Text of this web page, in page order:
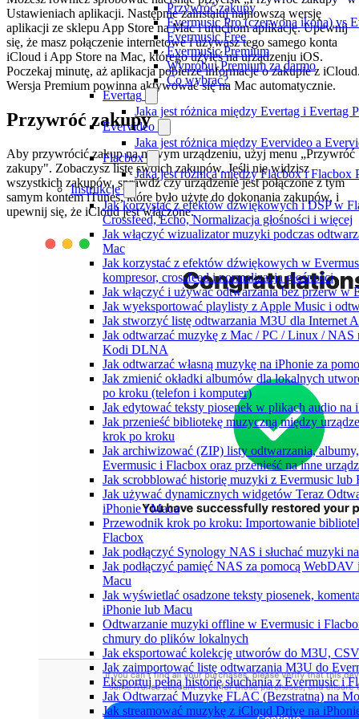
Przywróć zakupy
Evermusic Pro (czerwona ikona) vs
Evermusic Free
Evermusic Premium
Wypróbuj Premium za darmo
Co wybrać?
Evertag
Jaka jest różnica między Evertag i Evertag
Evervideo
Jaka jest różnica między Evervideo a
Flacbox
Jaka jest różnica między Flacbox i Flacbox
Instrukcje
Jak korzystać z efektów dźwiękowych i DSP w
Crossfeed, Echo, Normalizacja głośności i więcej
Jak włączyć wizualizator muzyki podczas
Mac
Jak korzystać z efektów dźwiękowych w
kompresor, crossfeed i normalizacja głośności
Jak włączyć i używać odtwarzania bez przerw w
Jak wyeksportować playlisty z Apple Music i
Jak stworzyć listę odtwarzania M3U dla Internet
Jak odtwarzać muzykę z Mac / PC / Linux / NAS
Kodi DLNA
Jak odtwarzać własną muzykę na iPhonie za
Jak zmienić okładki albumów dla lokalnych
po kroku (telefon i komputer)
Jak edytować teksty piosenek w plikach audio
Jak przenieść bibliotekę muzyczną między
krok po kroku
Jak archiwizować (ZIP) listy odtwarzania,
Evermusic i Flacbox oraz przenieść na inne
Jak scrobblować historię muzyki z Evermusic lub
Jak używać dynamicznych widgetów Teraz
iPhonie i Macu
Przewodnik krok po kroku: Importowanie
Flacbox
Jak podłączyć Synology NAS i słuchać muzyki
Jak podłączyć pamięć NAS za pomocą
Macu
Jak wyświetlać osadzone teksty piosenek,
iPhonie lub Macu
Odtwarzanie muzyki offline w Evermusic i
chmury do plików lokalnych
Jak eksportować kolekcję utworów do M3U,
Jak zaimportować listę odtwarzania M3U do
Eksportuj pełną historię słuchania z Evermusic i
Jak Odtwarzać Muzykę FLAC (Bezstratną) na
Jak streamować muzykę z iCloud Drive na
Ustawieniach aplikacji. Następnie zainstaluj najnowszą wersję
aplikacji ze sklepu App Store na Mac i uruchom aplikację. Upewnij
się, że masz połączenie internetowe i używasz tego samego konta
iCloud i App Store na Mac, którego użyłeś na urządzeniu iOS.
Poczekaj minutę, aż aplikacja pobierze informacje o zakupie z
Wersja Premium powinna aktywować się na Mac automatycznie.
Przywróć zakupy
Aby przywrócić zakup na nowym urządzeniu, użyj menu „Przywróć
zakupy". Zobaczysz listę swoich zakupów. Jeśli nie widzisz
wszystkich zakupów, sprawdź czy urządzenie jest połączone z tym
samym kontem iTunes, które było użyte do dokonania zakupów, i
upewnij się, że iCloud jest włączone.